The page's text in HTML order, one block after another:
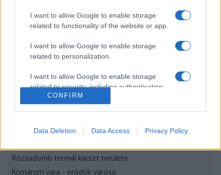
I want to allow Google to enable storage
related to functionality of the website or app.
I want to allow Google to enable storage
related to personalization.
I want to allow Google to enable storage
related to security, including authentication
functionality and fraud prevention, and other
CONFIRM
Data Deletion Data Access Privacy Policy
Visegrádi királyi központ és vadászterület
Tájhálózat Magyarországon
Ipolytarnóci ősmaradványok
Mezőhgyesi Állami Ménesbirtok
Esztergom középkori királyi vára
Rózsadomb termál karszt területe
Komárom vára - erődök városa